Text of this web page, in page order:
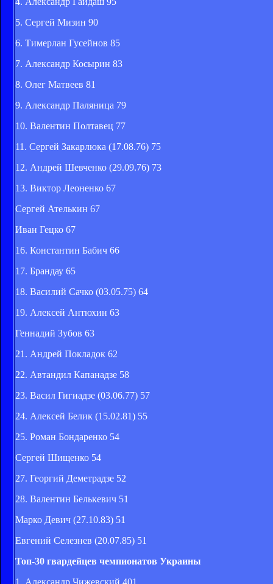
5. Сергей Мизин 90
6. Тимерлан Гусейнов 85
7. Александр Косырин 83
8. Олег Матвеев 81
9. Александр Паляница 79
10. Валентин Полтавец 77
11. Сергей Закарлюка (17.08.76) 75
12. Андрей Шевченко (29.09.76) 73
13. Виктор Леоненко 67
Сергей Ателькин 67
Иван Гецко 67
16. Константин Бабич 66
17. Брандау 65
18. Василий Сачко (03.05.75) 64
19. Алексей Антюхин 63
Геннадий Зубов 63
21. Андрей Покладок 62
22. Автандил Капанадзе 58
23. Васил Гигиадзе (03.06.77) 57
24. Алексей Белик (15.02.81) 55
25. Роман Бондаренко 54
Сергей Шищенко 54
27. Георгий Деметрадзе 52
28. Валентин Белькевич 51
Марко Девич (27.10.83) 51
Евгений Селезнев (20.07.85) 51
Топ-30 гвардейцев чемпионатов Украины
1. Александр Чижевский 401